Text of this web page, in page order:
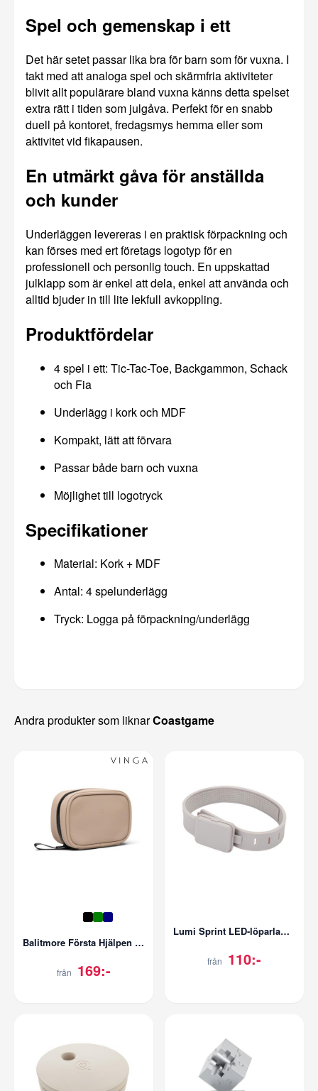
Spel och gemenskap i ett
Det här setet passar lika bra för barn som för vuxna. I
takt med att analoga spel och skärmfria aktiviteter
blivit allt populärare bland vuxna känns detta spelset
extra rätt i tiden som julgåva. Perfekt för en snabb
duell på kontoret, fredagsmys hemma eller som
aktivitet vid fikapausen.
En utmärkt gåva för anställda
och kunder
Underläggen levereras i en praktisk förpackning och
kan förses med ert företags logotyp för en
professionell och personlig touch. En uppskattad
julklapp som är enkel att dela, enkel att använda och
alltid bjuder in till lite lekfull avkoppling.
Produktfördelar
4 spel i ett: Tic-Tac-Toe, Backgammon, Schack
och Fia
Underlägg i kork och MDF
Kompakt, lätt att förvara
Passar både barn och vuxna
Möjlighet till logotryck
Specifikationer
Material: Kork + MDF
Antal: 4 spelunderlägg
Tryck: Logga på förpackning/underlägg
Andra produkter som liknarCoastgame
Balitmore Första Hjälpen kit
från 169:-
Lumi Sprint LED-löparlampa
från 110:-